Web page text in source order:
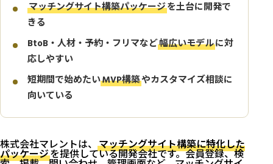
マッチングサイト構築パッケージを土台に開発で
きる
BtoB・人材・予約・フリマなど幅広いモデルに対
応しやすい
短期間で始めたいMVP構築やカスタマイズ相談に
向いている
株式会社マレントは、 マッチングサイト構築に特化した
パッケージを提供している開発会社です。会員登録、検